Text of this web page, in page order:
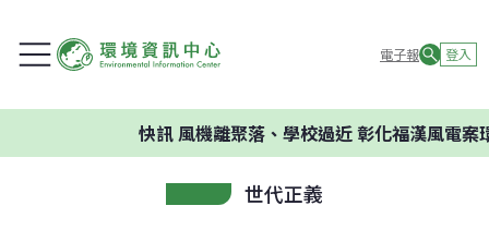
電子報 登入
快訊風機離聚落、學校過近 彰化福漢風電案環
世代正義